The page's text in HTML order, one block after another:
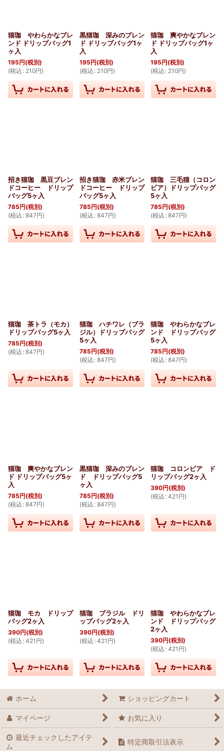
猫珈 やわらかなブレ
ンド ドリップバッグ1
ヶ入
195円(税別)
(税込 : 210円)
黒猫珈 深みのブレン
ド ドリップバッグ1ヶ
入
195円(税別)
(税込 : 210円)
猫珈 爽やかなブレン
ド ドリップバッグ1ヶ
入
195円(税別)
(税込 : 210円)
招き猫珈 黒豆ブレン
ドコーヒー ドリップ
バッグ5ヶ入
785円(税別)
(税込 : 847円)
招き猫珈 赤米ブレン
ドコーヒー ドリップ
バッグ5ヶ入
785円(税別)
(税込 : 847円)
猫珈 三毛猫（コロン
ビア）ドリップバッグ
5ヶ入
785円(税別)
(税込 : 847円)
猫珈 茶トラ（モカ）
ドリップバッグ5ヶ入
785円(税別)
(税込 : 847円)
猫珈 ハチワレ（ブラ
ジル）ドリップバッグ
5ヶ入
785円(税別)
(税込 : 847円)
猫珈 やわらかなブレ
ンド ドリップバッグ
5ヶ入
785円(税別)
(税込 : 847円)
猫珈 爽やかなブレン
ド ドリップバッグ5ヶ
入
785円(税別)
(税込 : 847円)
黒猫珈 深みのブレン
ド ドリップバッグ5
ヶ入
785円(税別)
(税込 : 847円)
猫珈 コロンビア ド
リップバッグ2ヶ入
390円(税別)
(税込 : 421 円)
猫珈 モカ ドリップ
バッグ2ヶ入
390円(税別)
(税込 : 421 円)
猫珈 ブラジル ドリ
ップバッグ2ヶ入
390円(税別)
(税込 : 421 円)
猫珈 やわらかなブレ
ンド ドリップバッグ
2ヶ入
390円(税別)
(税込 : 421 円)
ホーム ショッピングカート
マイページ お気に入り
最近チェックしたアイテ
ム
特定商取引法表示